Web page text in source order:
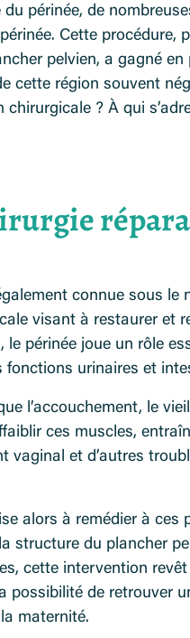
périnée, de
Cette procédure,
pelvien, a gagné
cette région souvent
? À qui
connue sous le
visant à restaurer et
le périnée joue un rôle
urinaires et
l’accouchement, le
ces muscles,
vaginal et d’autres
alors à remédier à ces
structure du plancher
cette intervention
possibilité de retrouver
maternité.